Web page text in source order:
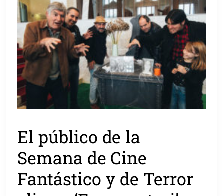
El público de la
Semana de Cine
Fantástico y de Terror